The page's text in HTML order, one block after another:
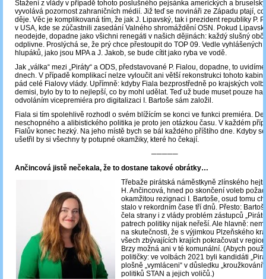
Stažení z vlády v případě tohoto poslušného pejsánka amerických a
vyvolává pozornost zahraničních médií. Již teď se novináři ze Západu ptají,
děje. Věc je komplikovaná tím, že jak J. Lipavský, tak i prezident republiky P.
v USA, kde se zúčastnili zasedání Valného shromáždění OSN. Pokud
neodejde, dopadne jako všichni renegáti v našich dějinách: každý slušný
odplivne. Proslýchá se, že prý chce přestoupit do TOP 09. Vedle vyhlášených
hlupáků, jako jsou MPA a J. Jakob, se bude cítit jako ryba ve vodě.
Jak „válka“ mezi „Piráty“ a ODS, představované P. Fialou, dopadne, to
dnech. V případě komplikací nelze vyloučit ani větší rekonstrukci tohoto
pád celé Fialovy vlády. Upřímně: kdyby Fiala bezprostředně po krajských
demisi, bylo by to to nejlepší, co by mohl udělat. Teď už bude muset pouze
odvoláním vicepremiéra pro digitalizaci I. Bartoše sám založil.
Fiala si tím spolehlivě rozhodl o svém blížícím se konci ve funkci premiéra.
neschopného a alibistického politika je proto jen otázkou času. V každém
Fialův konec hezký. Na jeho místě bych se bál každého příštího dne. Kdyby
ušetřil by si všechny ty potupné okamžiky, které ho čekají.
─────
Ančincová jistě nečekala, že to dostane takové obrátky…
Třebaže pirátská náměstkyně zlínského
H. Ančincová, hned po skončení voleb
okamžitou rezignaci I. Bartoše, osud tomu
stalo v rekordním čase tří dnů. Přesto:
čela strany i z vlády problém zástupců
patrech politiky nijak neřeší. Ale hlavně:
na skutečnosti, že s výjimkou Plzeňského
všech zbývajících krajích pokračovat v
Brzy možná ani v té komunální. (Abych
političky: ve volbách 2021 byli kandidáti
plošně „vymláceni“ v důsledku
politiků STAN a jejich voličů.)